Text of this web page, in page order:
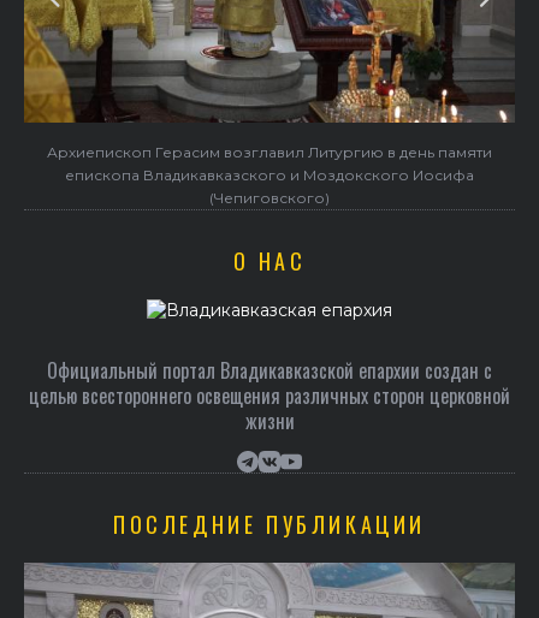
Архиепископ Герасим возглавил Литургию в день памяти
епископа Владикавказского и Моздокского Иосифа
(Чепиговского)
О НАС
Официальный портал Владикавказской епархии создан c
целью всестороннего освещения различных сторон церковной
жизни
ПОСЛЕДНИЕ ПУБЛИКАЦИИ